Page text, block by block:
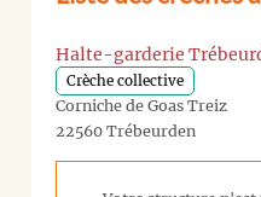
Halte-garderie
Crèche collective
Corniche de Goas Treiz
22560 Trébeurden